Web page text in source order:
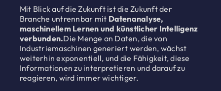
Mit Blick auf die Zukunft ist die Zukunft der
Branche untrennbar mit Datenanalyse,
maschinellem Lernen und künstlicher Intelligenz
verbunden.Die Menge an Daten, die von
Industriemaschinen generiert werden, wächst
weiterhin exponentiell, und die Fähigkeit, diese
Informationen zu interpretieren und darauf zu
reagieren, wird immer wichtiger.